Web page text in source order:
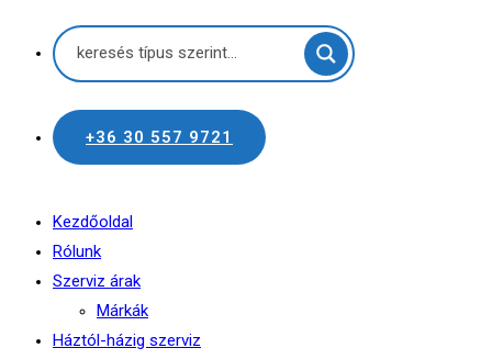
+36 30 557 9721
Kezdőoldal
Rólunk
Szerviz árak
Márkák
Háztól-házig szerviz